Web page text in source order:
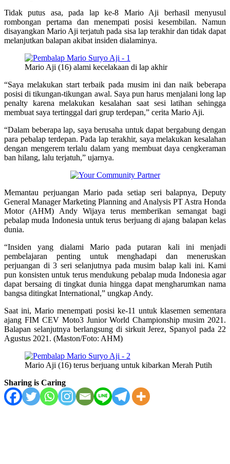
Tidak putus asa, pada lap ke-8 Mario Aji berhasil menyusul
rombongan pertama dan menempati posisi kesembilan. Namun
disayangkan Mario Aji terjatuh pada sisa lap terakhir dan tidak dapat
melanjutkan balapan akibat insiden dialaminya.
Mario Aji (16) alami kecelakaan di lap akhir
“Saya melakukan start terbaik pada musim ini dan naik beberapa
posisi di tikungan-tikungan awal. Saya pun harus menjalani long lap
penalty karena melakukan kesalahan saat sesi latihan sehingga
membuat saya tertinggal dari grup terdepan,” cerita Mario Aji.
“Dalam beberapa lap, saya berusaha untuk dapat bergabung dengan
para pebalap terdepan. Pada lap terakhir, saya melakukan kesalahan
dengan mengerem terlalu dalam yang membuat daya cengkeraman
ban hilang, lalu terjatuh,” ujarnya.
Memantau perjuangan Mario pada setiap seri balapnya, Deputy
General Manager Marketing Planning and Analysis PT Astra Honda
Motor (AHM) Andy Wijaya terus memberikan semangat bagi
pebalap muda Indonesia untuk terus berjuang di ajang balapan kelas
dunia.
“Insiden yang dialami Mario pada putaran kali ini menjadi
pembelajaran penting untuk menghadapi dan meneruskan
perjuangan di 3 seri selanjutnya pada musim balap kali ini. Kami
pun konsisten untuk terus mendukung pebalap muda Indonesia agar
dapat bersaing di tingkat dunia hingga dapat mengharumkan nama
bangsa ditingkat International,” ungkap Andy.
Saat ini, Mario menempati posisi ke-11 untuk klasemen sementara
ajang FIM CEV Moto3 Junior World Championship musim 2021.
Balapan selanjutnya berlangsung di sirkuit Jerez, Spanyol pada 22
Agustus 2021. (Maston/Foto: AHM)
Mario Aji (16) terus berjuang untuk kibarkan Merah Putih
Sharing is Caring